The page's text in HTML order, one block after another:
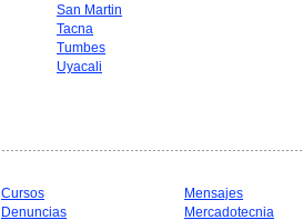
San Martin
Tacna
Tumbes
Uyacali
Cursos
Denuncias
Mensajes
Mercadotecnia